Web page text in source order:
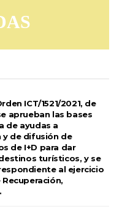
ICT/1521/2021, de
aprueban las bases
de ayudas a
y de difusión de
de I+D para dar
turísticos, y se
al ejercicio